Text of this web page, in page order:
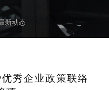
新动态
秀企业政策联络